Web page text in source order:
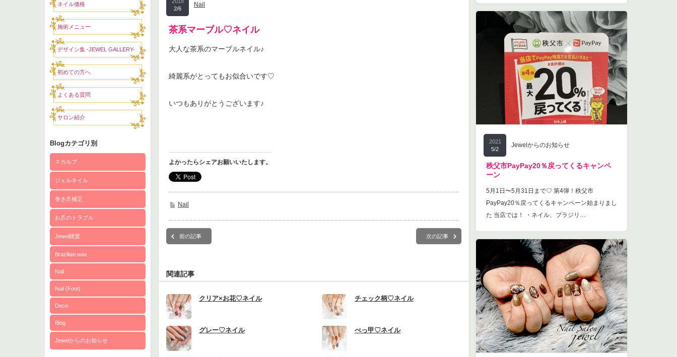
ネイル価格
施術メニュー
デザイン集 -JEWEL GALLERY-
初めての方へ
よくある質問
サロン紹介
Blogカテゴリ別
スカルプ
ジェルネイル
巻き爪補正
お爪のトラブル
Jewel雑貨
Brazilian wax
Nail
Nail (Foot)
Deco
Blog
Jewelからのお知らせ
2/6
Nail
茶系マーブル♡ネイル
大人な茶系のマーブルネイル♪
綺麗系がとってもお似合いです♡
いつもありがとうございます♪
よかったらシェアお願いいたします。
Nail
前の記事 次の記事
関連記事
クリア×お花♡ネイル チェック柄♡ネイル
グレー♡ネイル べっ甲♡ネイル
2021
5/2
Jewelからのお知らせ
秩父市PayPay20％戻ってくるキャンペ
ーン
5月1日〜5月31日まで♡ 第4弾！秩父市
PayPay20％戻ってくるキャンペーン始まりまし
た 当店では！ ・ネイル、ブラジリ…